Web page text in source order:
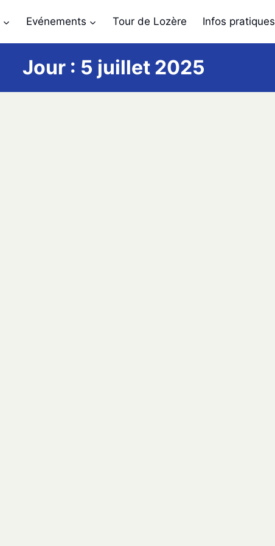
Evénements Tour de Lozère Infos pratiques
Jour : 5 juillet 2025